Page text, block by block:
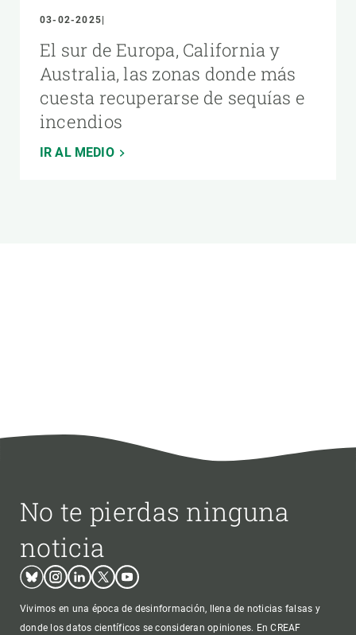
03-02-2025
El sur de Europa, California y
Australia, las zonas donde más
cuesta recuperarse de sequías e
incendios
IR AL MEDIO
No te pierdas ninguna
noticia
BlueskyInstagram
LinkedinTwitterYoutube
Vivimos en una época de desinformación, llena de noticias falsas y
donde los datos científicos se consideran opiniones. En CREAF